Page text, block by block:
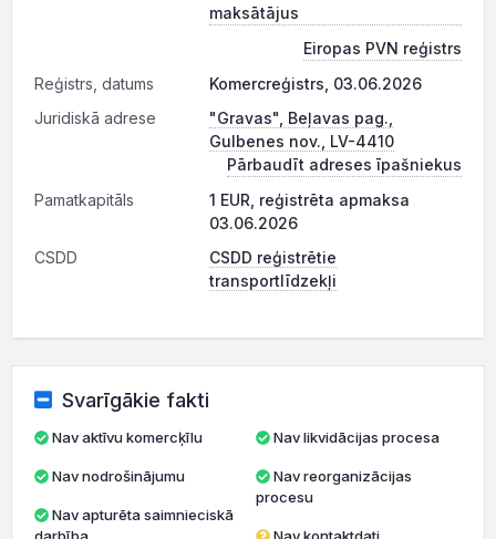
maksātājus
Eiropas PVN reģistrs
Reģistrs, datums
Komercreģistrs, 03.06.2026
Juridiskā adrese
"Gravas", Beļavas pag.,
Gulbenes nov., LV-4410
Pārbaudīt adreses īpašniekus
Pamatkapitāls
1 EUR, reģistrēta apmaksa
03.06.2026
CSDD
CSDD reģistrētie
transportlīdzekļi
Svarīgākie fakti
Nav aktīvu komercķīlu
Nav nodrošinājumu
Nav likvidācijas procesa
Nav reorganizācijas
procesu